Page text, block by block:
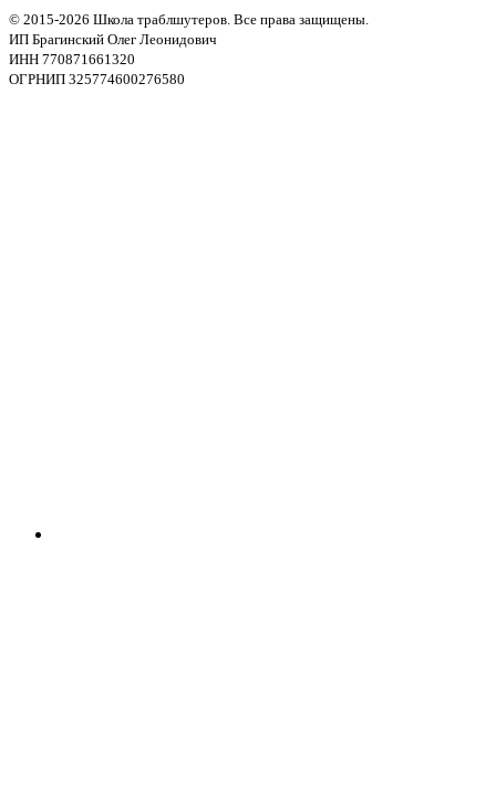
© 2015-2026 Школа траблшутеров. Все права защищены.
ИП Брагинский Олег Леонидович
ИНН 770871661320
ОГРНИП 325774600276580